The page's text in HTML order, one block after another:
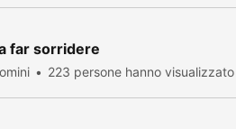
far sorridere
223 persone hanno visualizzato